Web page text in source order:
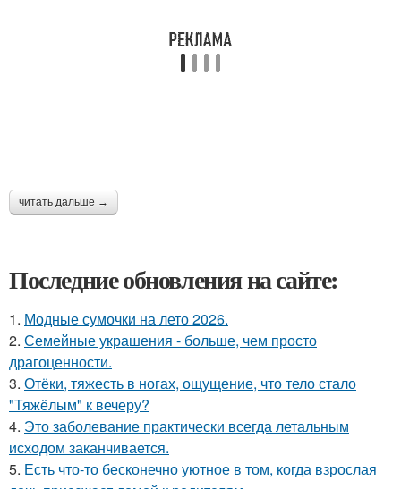
читать дальше →
Последние обновления на сайте:
1. Модные сумочки на лето 2026.
2. Семейные украшения - больше, чем просто
драгоценности.
3. Отёки, тяжесть в ногах, ощущение, что тело стало
"Тяжёлым" к вечеру?
4. Это заболевание практически всегда летальным
исходом заканчивается.
5. Есть что-то бесконечно уютное в том, когда взрослая